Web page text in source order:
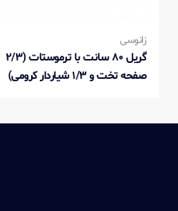
زانوسی
گریل 80 سانت با ترموستات (2/3
صفحه تخت و 1/3 شیاردار کرومی)